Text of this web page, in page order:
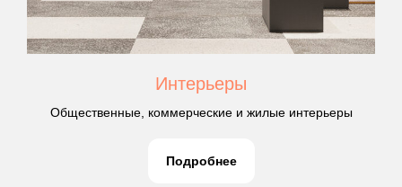
Интерьеры
Общественные, коммерческие и жилые интерьеры
Подробнее